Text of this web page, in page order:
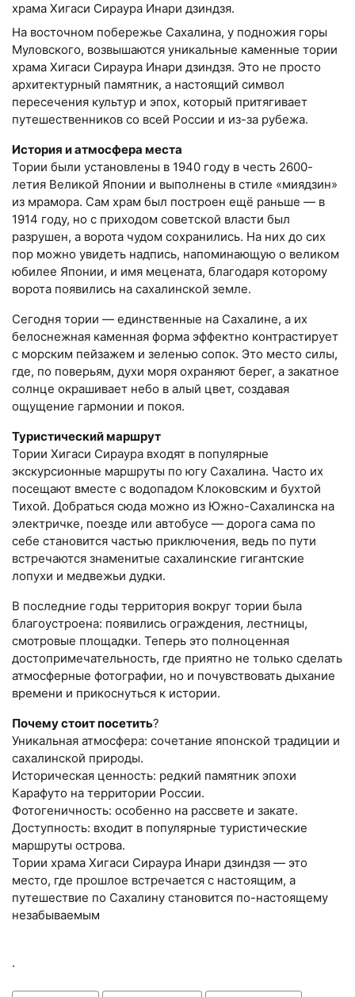
храма Хигаси Сираура Инари дзиндзя.
На восточном побережье Сахалина, у подножия горы
Муловского, возвышаются уникальные каменные тории
храма Хигаси Сираура Инари дзиндзя. Это не просто
архитектурный памятник, а настоящий символ
пересечения культур и эпох, который притягивает
путешественников со всей России и из-за рубежа.
История и атмосфера места
Тории были установлены в 1940 году в честь 2600-
летия Великой Японии и выполнены в стиле «миядзин»
из мрамора. Сам храм был построен ещё раньше — в
1914 году, но с приходом советской власти был
разрушен, а ворота чудом сохранились. На них до сих
пор можно увидеть надпись, напоминающую о великом
юбилее Японии, и имя мецената, благодаря которому
ворота появились на сахалинской земле.
Сегодня тории — единственные на Сахалине, а их
белоснежная каменная форма эффектно контрастирует
с морским пейзажем и зеленью сопок. Это место силы,
где, по поверьям, духи моря охраняют берег, а закатное
солнце окрашивает небо в алый цвет, создавая
ощущение гармонии и покоя.
Туристический маршрут
Тории Хигаси Сираура входят в популярные
экскурсионные маршруты по югу Сахалина. Часто их
посещают вместе с водопадом Клоковским и бухтой
Тихой. Добраться сюда можно из Южно-Сахалинска на
электричке, поезде или автобусе — дорога сама по
себе становится частью приключения, ведь по пути
встречаются знаменитые сахалинские гигантские
лопухи и медвежьи дудки.
В последние годы территория вокруг тории была
благоустроена: появились ограждения, лестницы,
смотровые площадки. Теперь это полноценная
достопримечательность, где приятно не только сделать
атмосферные фотографии, но и почувствовать дыхание
времени и прикоснуться к истории.
Почему стоит посетить?
Уникальная атмосфера: сочетание японской традиции и
сахалинской природы.
Историческая ценность: редкий памятник эпохи
Карафуто на территории России.
Фотогеничность: особенно на рассвете и закате.
Доступность: входит в популярные туристические
маршруты острова.
Тории храма Хигаси Сираура Инари дзиндзя — это
место, где прошлое встречается с настоящим, а
путешествие по Сахалину становится по-настоящему
незабываемым
.